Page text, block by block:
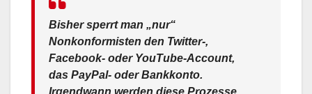
Bisher sperrt man „nur“
Nonkonformisten den Twitter-,
Facebook- oder YouTube-Account,
das PayPal- oder Bankkonto.